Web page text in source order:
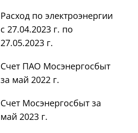
Расход по электроэнергии
с 27.04.2023 г. по
27.05.2023 г.
Счет ПАО Мосэнергосбыт
за май 2022 г.
Счет Мосэнергосбыт за
май 2023 г.